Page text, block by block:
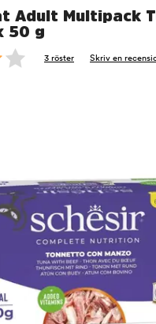
Adult Multipack
50 g
3 röster Skriv en